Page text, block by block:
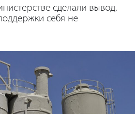
сделали вывод,
себя не